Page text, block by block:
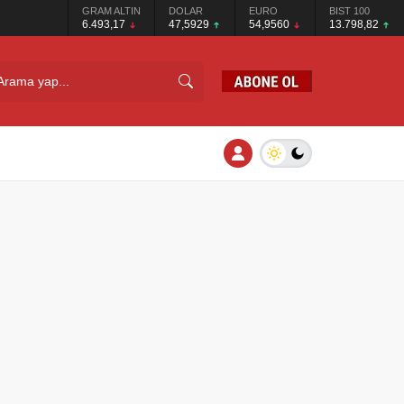
GRAM ALTIN
6.493,17
DOLAR
47,5929
EURO
54,9560
BIST 100
13.798,82